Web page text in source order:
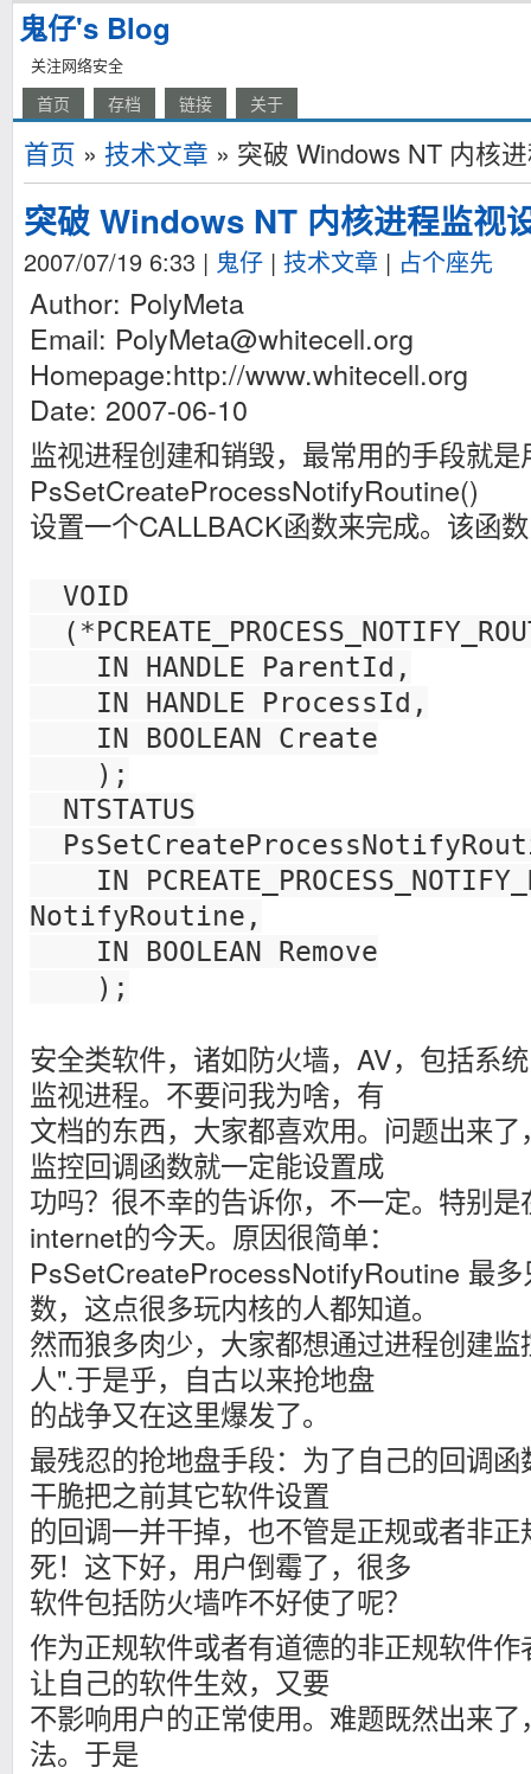
鬼仔's Blog
关注网络安全
首页 存档 链接 关于
首页 » 技术文章 » 突破 Windows NT 内核
突破 Windows NT 内核进程监视
2007/07/19 6:33 | 鬼仔 | 技术文章 | 占个座先
Author: PolyMeta
Email: PolyMeta@whitecell.org
Homepage:http://www.whitecell.org
Date: 2007-06-10
监视进程创建和销毁，最常用的手段就是
PsSetCreateProcessNotifyRoutine()
设置一个CALLBACK函数来完成。该函
VOID
IN HANDLE ParentId,
IN HANDLE ProcessId,
IN BOOLEAN Create
);
NTSTATUS
IN
NotifyRoutine,
IN BOOLEAN Remove
);
安全类软件，诸如防火墙，AV，包括系
监视进程。不要问我为啥，有
文档的东西，大家都喜欢用。问题出来
监控回调函数就一定能设置成
功吗？很不幸的告诉你，不一定。特别
internet的今天。原因很简单：
PsSetCreateProcessNotifyRoutine 最
数，这点很多玩内核的人都知道。
然而狼多肉少，大家都想通过进程创建
人".于是乎，自古以来抢地盘
的战争又在这里爆发了。
最残忍的抢地盘手段：为了自己的回调
干脆把之前其它软件设置
的回调一并干掉，也不管是正规或者非
死！这下好，用户倒霉了，很多
软件包括防火墙咋不好使了呢？
作为正规软件或者有道德的非正规软件
让自己的软件生效，又要
不影响用户的正常使用。难题既然出来
法。于是